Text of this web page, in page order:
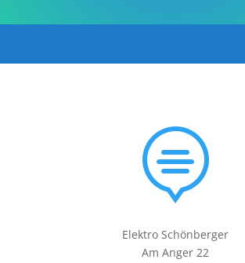

Elektro Schönberger
Am Anger 22